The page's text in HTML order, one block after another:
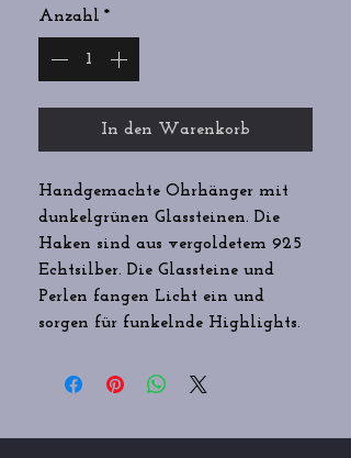
Anzahl *
In den Warenkorb
Handgemachte Ohrhänger mit
dunkelgrünen Glassteinen. Die
Haken sind aus vergoldetem 925
Echtsilber. Die Glassteine und
Perlen fangen Licht ein und
sorgen für funkelnde Highlights.